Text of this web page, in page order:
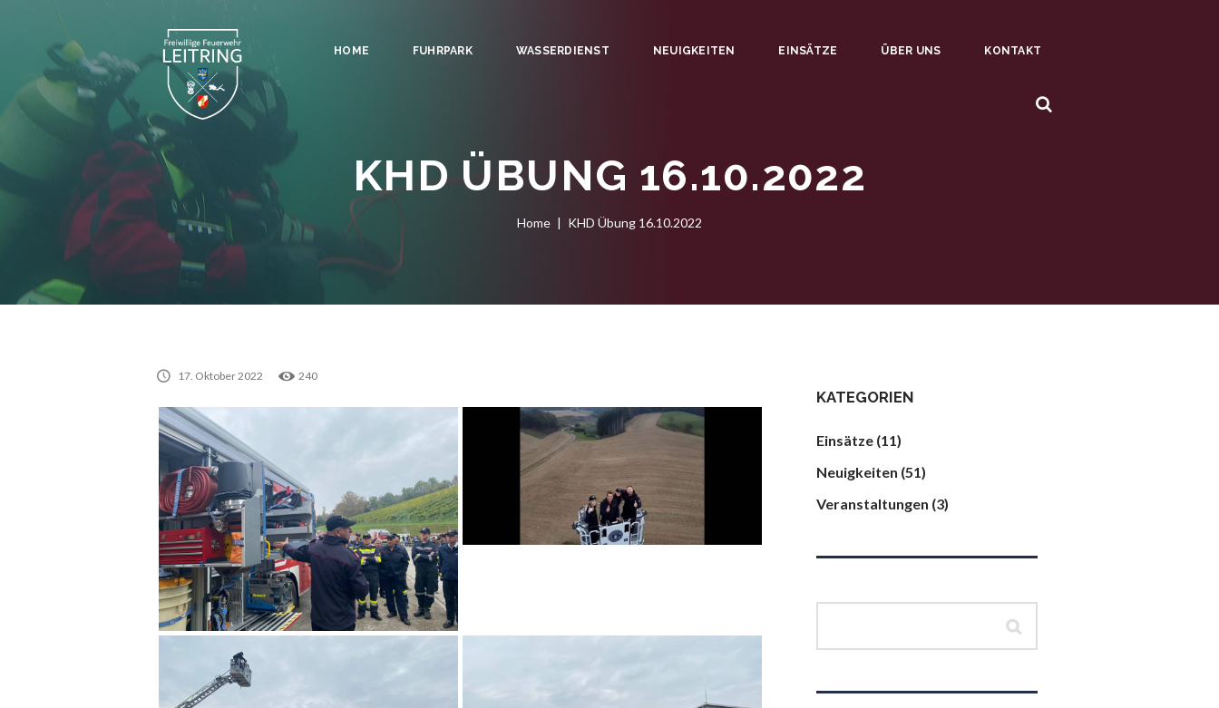
HOME FUHRPARK WASSERDIENST NEUIGKEITEN EINSÄTZE ÜBER UNS KONTAKT
KHD ÜBUNG 16.10.2022
Home KHD Übung 16.10.2022
17. Oktober 2022 240
KATEGORIEN
Einsätze (11)
Neuigkeiten (51)
Veranstaltungen (3)